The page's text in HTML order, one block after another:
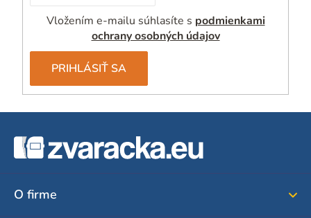
i
s
u
Vložením e-mailu súhlasíte s podmienkami
ochrany osobných údajov
PRIHLÁSIŤ SA
O firme